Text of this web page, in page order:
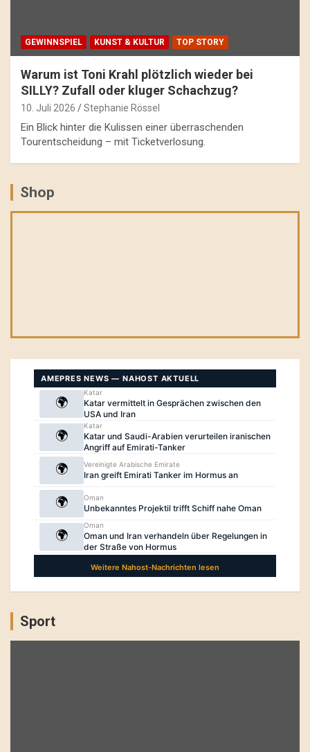
GEWINNSPIEL KUNST & KULTUR TOP STORY
Warum ist Toni Krahl plötzlich wieder bei
SILLY? Zufall oder kluger Schachzug?
10. Juli 2026 Stephanie Rössel
Ein Blick hinter die Kulissen einer überraschenden
Tourentscheidung – mit Ticketverlosung.
Shop
Sport